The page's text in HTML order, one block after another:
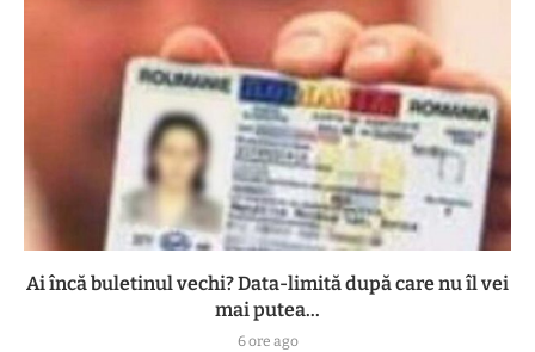
Ai încă buletinul vechi? Data-limită după care nu îl vei
mai putea...
6 ore ago